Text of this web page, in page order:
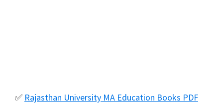
✅ Rajasthan University MA Education Books PDF